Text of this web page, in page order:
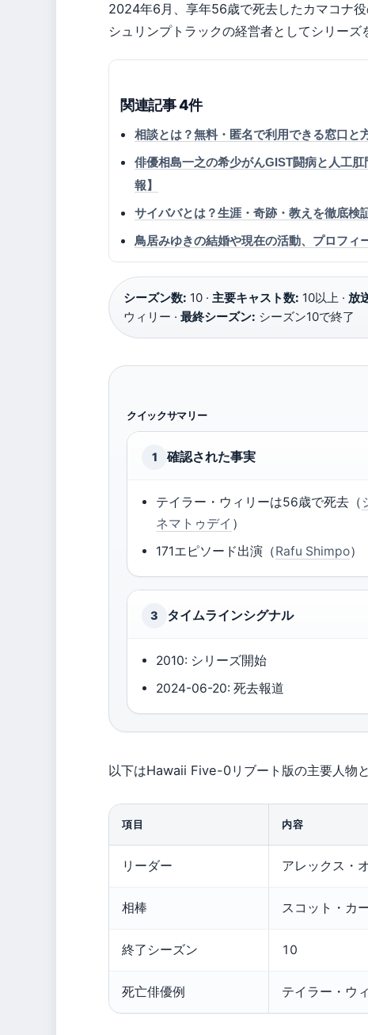
2024年6月、享年56歳で死去したカマコナ役
シュリンプトラックの経営者としてシリーズ
関連記事 4件
相談とは？無料・匿名で利用できる窓口と
俳優相島一之の希少がんGIST闘病と人工
報】
サイババとは？生涯・奇跡・教えを徹底検
鳥居みゆきの結婚や現在の活動、プロフィ
シーズン数: 10 · 主要キャスト数: 10以上 · 放
ウィリー · 最終シーズン: シーズン10で終了
クイックサマリー
1 確認された事実
テイラー・ウィリーは56歳で死去（
ネマトゥデイ ）
171エピソード出演（Rafu Shimpo）
3 タイムラインシグナル
2010: シリーズ開始
2024-06-20: 死去報道
以下はHawaii Five-0リブート版の主要人物
項目 内容
リーダー アレックス・
相棒 スコット・カ
終了シーズン 10
死亡俳優例 テイラー・ウ